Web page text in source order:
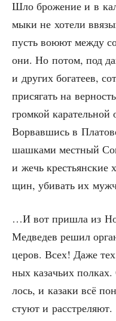
Шло бро­же­ние и в
мы­ки не хоте­ли
пусть вою­ют меж­ду
они. Но потом, под
и дру­гих бога­те­ев,
при­ся­гать на
гром­кой кара­тель­ной
Ворвав­шись в
шаш­ка­ми мест­ный
и жечь кре­стьян­ские
щин, уби­вать их
…И вот при­шла из
Мед­ве­дев решил
це­ров. Всех! Даже
ных каза­чьих
лось, и каза­ки всё
сту­ют и расстреляют.